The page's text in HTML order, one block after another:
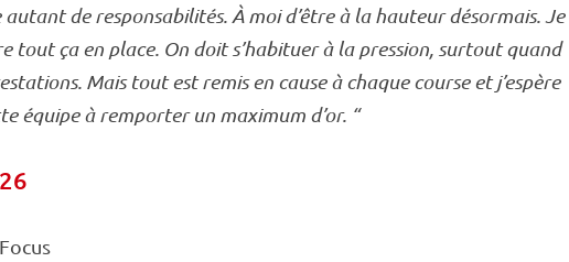
autant de responsabilités. À moi d’être à la hauteur désormais. Je
tout ça en place. On doit s’habituer à la pression, surtout quand
Mais tout est remis en cause à chaque course et j’espère
équipe à remporter un maximum d’or. “